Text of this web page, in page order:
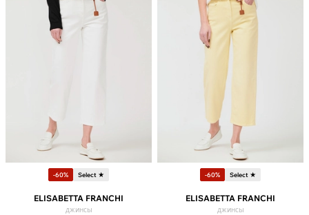
-60% Select ★
ELISABETTA FRANCHI
джинсы
-60% Select ★
ELISABETTA FRANCHI
джинсы